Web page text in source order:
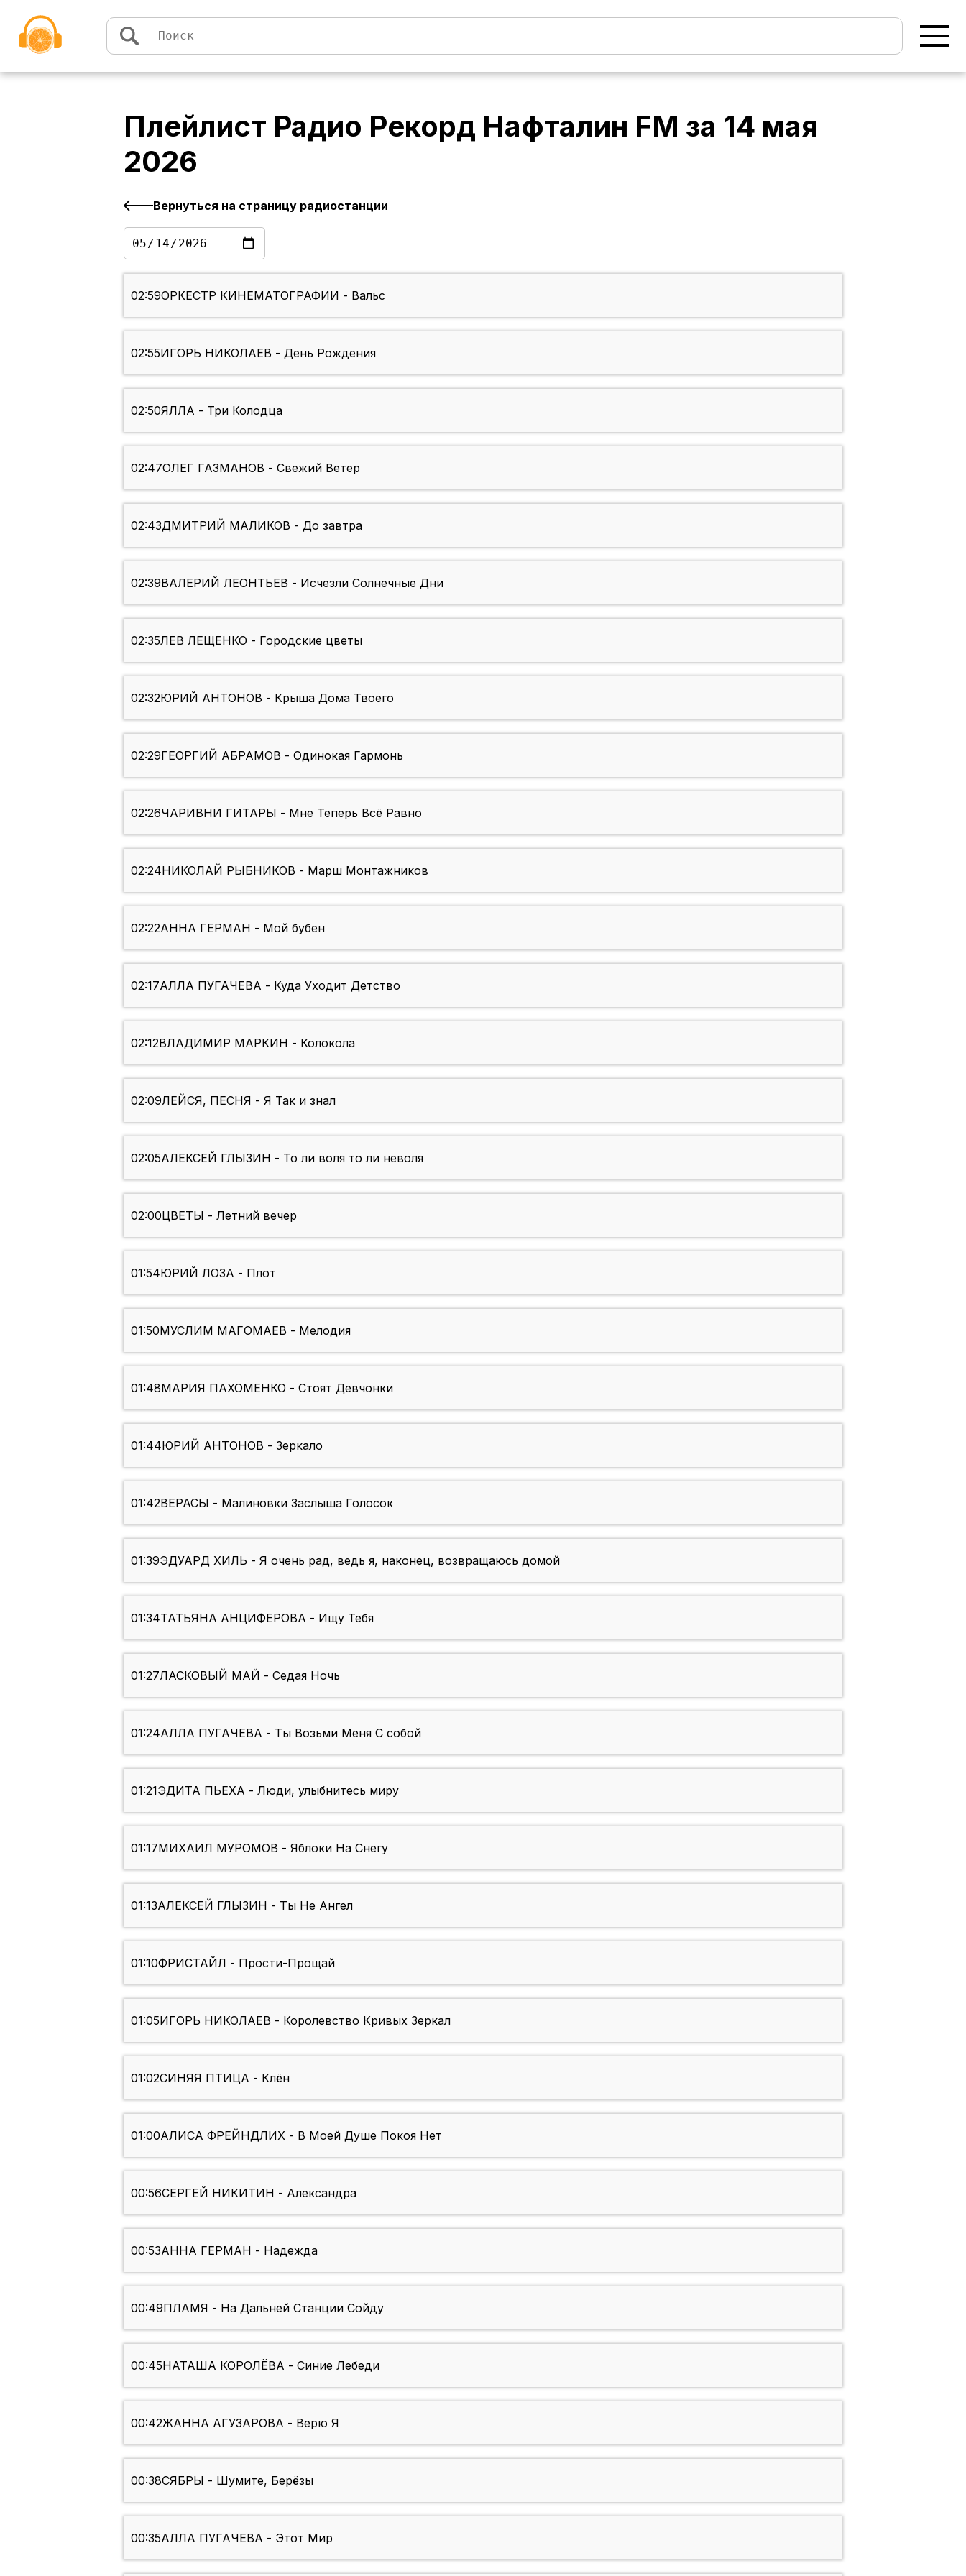
Плейлист Радио Рекорд Нафталин FM за 14 мая
2026
Вернуться на страницу радиостанции
02:59ОРКЕСТР КИНЕМАТОГРАФИИ - Вальс
02:55ИГОРЬ НИКОЛАЕВ - День Рождения
02:50ЯЛЛА - Три Колодца
02:47ОЛЕГ ГАЗМАНОВ - Свежий Ветер
02:43ДМИТРИЙ МАЛИКОВ - До завтра
02:39ВАЛЕРИЙ ЛЕОНТЬЕВ - Исчезли Солнечные Дни
02:35ЛЕВ ЛЕЩЕНКО - Городские цветы
02:32ЮРИЙ АНТОНОВ - Крыша Дома Твоего
02:29ГЕОРГИЙ АБРАМОВ - Одинокая Гармонь
02:26ЧАРИВНИ ГИТАРЫ - Мне Теперь Всё Равно
02:24НИКОЛАЙ РЫБНИКОВ - Марш Монтажников
02:22АННА ГЕРМАН - Мой бубен
02:17АЛЛА ПУГАЧЕВА - Куда Уходит Детство
02:12ВЛАДИМИР МАРКИН - Колокола
02:09ЛЕЙСЯ, ПЕСНЯ - Я Так и знал
02:05АЛЕКСЕЙ ГЛЫЗИН - То ли воля то ли неволя
02:00ЦВЕТЫ - Летний вечер
01:54ЮРИЙ ЛОЗА - Плот
01:50МУСЛИМ МАГОМАЕВ - Мелодия
01:48МАРИЯ ПАХОМЕНКО - Стоят Девчонки
01:44ЮРИЙ АНТОНОВ - Зеркало
01:42ВЕРАСЫ - Малиновки Заслыша Голосок
01:39ЭДУАРД ХИЛЬ - Я очень рад, ведь я, наконец, возвращаюсь домой
01:34ТАТЬЯНА АНЦИФЕРОВА - Ищу Тебя
01:27ЛАСКОВЫЙ МАЙ - Седая Ночь
01:24АЛЛА ПУГАЧЕВА - Ты Возьми Меня С собой
01:21ЭДИТА ПЬЕХА - Люди, улыбнитесь миру
01:17МИХАИЛ МУРОМОВ - Яблоки На Снегу
01:13АЛЕКСЕЙ ГЛЫЗИН - Ты Не Ангел
01:10ФРИСТАЙЛ - Прости-Прощай
01:05ИГОРЬ НИКОЛАЕВ - Королевство Кривых Зеркал
01:02СИНЯЯ ПТИЦА - Клён
01:00АЛИСА ФРЕЙНДЛИХ - В Моей Душе Покоя Нет
00:56СЕРГЕЙ НИКИТИН - Александра
00:53АННА ГЕРМАН - Надежда
00:49ПЛАМЯ - На Дальней Станции Сойду
00:45НАТАША КОРОЛЁВА - Синие Лебеди
00:42ЖАННА АГУЗАРОВА - Верю Я
00:38СЯБРЫ - Шумите, Берёзы
00:35АЛЛА ПУГАЧЕВА - Этот Мир